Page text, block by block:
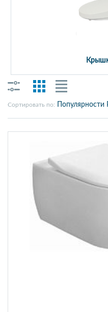
Сортировать по: Популярности